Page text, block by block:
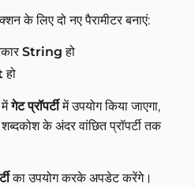
के लिए दो नए पैरामीटर बनाएं:
String हो
हो
गेट प्रॉपर्टीमें उपयोग किया जाएगा,
के अंदर वांछित प्रॉपर्टी तक
का उपयोग करके अपडेट करेंगे।